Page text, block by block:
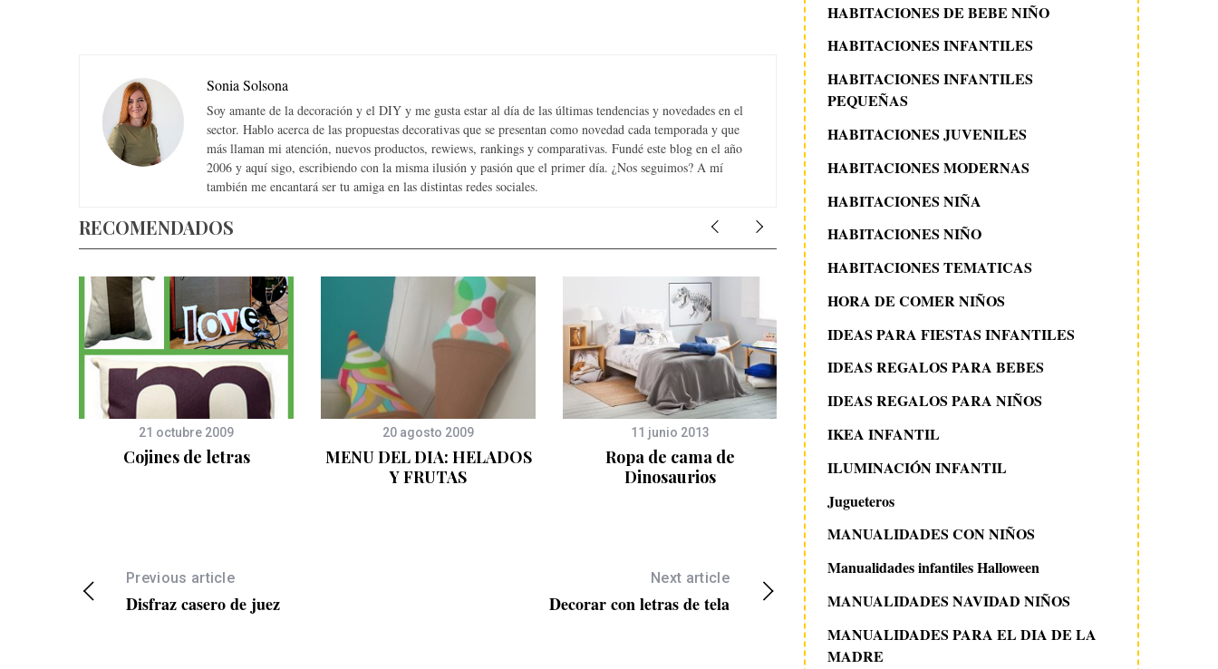
Sonia Solsona
Soy amante de la decoración y el DIY y me gusta estar al día de las últimas tendencias y novedades en el
sector. Hablo acerca de las propuestas decorativas que se presentan como novedad cada temporada y que
más llaman mi atención, nuevos productos, rewiews, rankings y comparativas. Fundé este blog en el año
2006 y aquí sigo, escribiendo con la misma ilusión y pasión que el primer día. ¿Nos seguimos? A mí
también me encantará ser tu amiga en las distintas redes sociales.
RECOMENDADOS
21 octubre 2009
Cojines de letras
20 agosto 2009
MENU DEL DIA: HELADOS
Y FRUTAS
11 junio 2013
Ropa de cama de
Dinosaurios
9 marzo 2009
TEXTIL PUERICULTURA
DE PILI CARRERA
24 septiembre 2020
Cómo elegir el
nórdico perfecto
Previous article
Disfraz casero de juez
Next article
Decorar con letras de tela
HABITACIONES DE BEBE NIÑO
HABITACIONES INFANTILES
HABITACIONES INFANTILES
PEQUEÑAS
HABITACIONES JUVENILES
HABITACIONES MODERNAS
HABITACIONES NIÑA
HABITACIONES NIÑO
HABITACIONES TEMATICAS
HORA DE COMER NIÑOS
IDEAS PARA FIESTAS INFANTILES
IDEAS REGALOS PARA BEBES
IDEAS REGALOS PARA NIÑOS
IKEA INFANTIL
ILUMINACIÓN INFANTIL
Jugueteros
MANUALIDADES CON NIÑOS
Manualidades infantiles Halloween
MANUALIDADES NAVIDAD NIÑOS
MANUALIDADES PARA EL DIA DE LA
MADRE